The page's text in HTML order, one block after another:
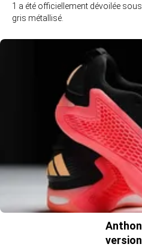
1 a été officiellement dévoilée
gris métallisé.